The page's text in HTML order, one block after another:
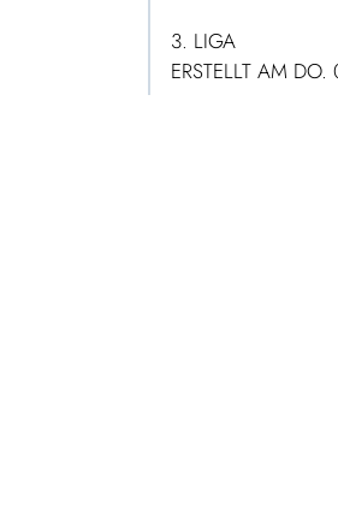
3. LIGA
ERSTELLT AM